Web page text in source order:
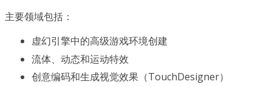
主要领域包括：
虚幻引擎中的高级游戏环境创建
流体、动态和运动特效
创意编码和生成视觉效果（TouchDesigner）